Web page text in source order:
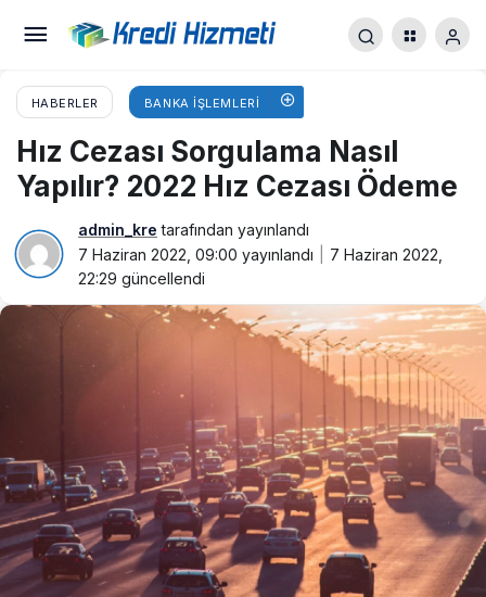
HABERLER BANKA İŞLEMLERI
Hız Cezası Sorgulama Nasıl
Yapılır? 2022 Hız Cezası Ödeme
admin_kre tarafından yayınlandı
7 Haziran 2022, 09:00 yayınlandı
7 Haziran 2022,
22:29 güncellendi